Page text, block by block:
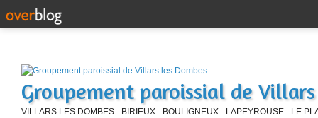
Groupement paroissial de
VILLARS LES DOMBES - BIRIEUX - BOULIGNEUX - LAPEYROUSE - LE